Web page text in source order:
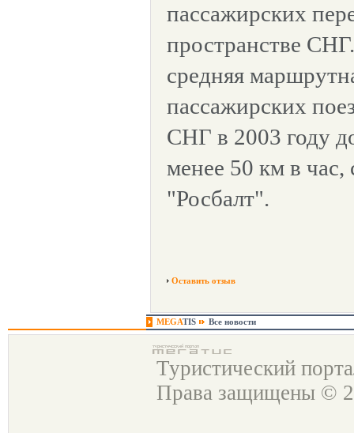
пассажирских
пространстве
средняя
пассажирских
СНГ в 2003 году
менее 50 км в
"Росбалт".
Оставить отзыв
MEGATIS Все новости
Туристический
Права защищены ©